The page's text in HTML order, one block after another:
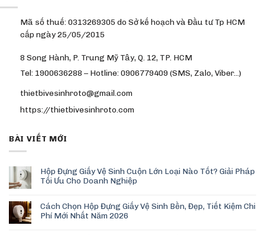
Mã số thuế: 0313269305 do Sở kế hoạch và Đầu tư Tp HCM
cấp ngày 25/05/2015
8 Song Hành, P. Trung Mỹ Tây, Q. 12, TP. HCM
Tel: 1900636288 – Hotline: 0906779409 (SMS, Zalo, Viber…)
thietbivesinhroto@gmail.com
https://thietbivesinhroto.com
BÀI VIẾT MỚI
Hộp Đựng Giấy Vệ Sinh Cuộn Lớn Loại Nào Tốt? Giải Pháp
Tối Ưu Cho Doanh Nghiệp
Cách Chọn Hộp Đựng Giấy Vệ Sinh Bền, Đẹp, Tiết Kiệm Chi
Phí Mới Nhất Năm 2026